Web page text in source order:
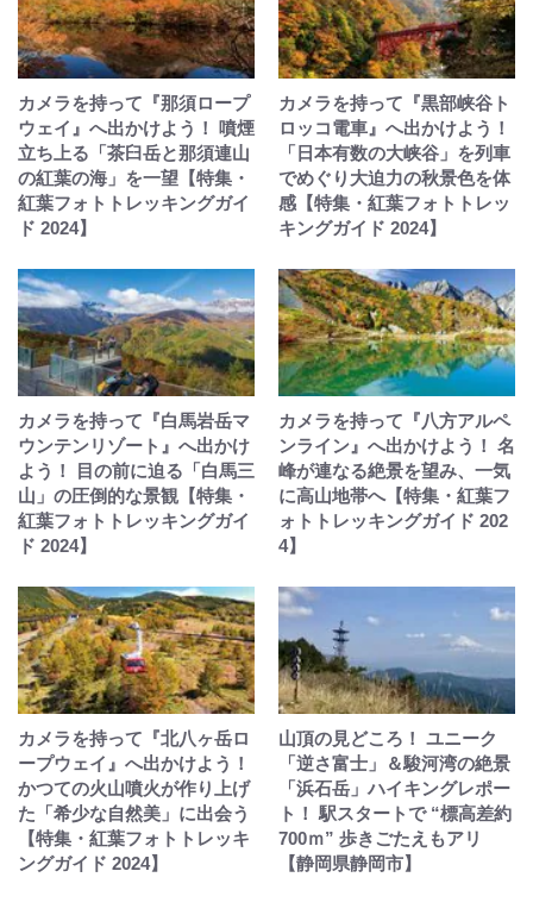
カメラを持って『那須ロープ
ウェイ』へ出かけよう！ 噴煙
立ち上る「茶臼岳と那須連山
の紅葉の海」を一望【特集・
紅葉フォトトレッキングガイ
ド 2024】
カメラを持って『黒部峡谷ト
ロッコ電車』へ出かけよう！
「日本有数の大峡谷」を列車
でめぐり大迫力の秋景色を体
感【特集・紅葉フォトトレッ
キングガイド 2024】
カメラを持って『白馬岩岳マ
ウンテンリゾート』へ出かけ
よう！ 目の前に迫る「白馬三
山」の圧倒的な景観【特集・
紅葉フォトトレッキングガイ
ド 2024】
カメラを持って『八方アルペ
ンライン』へ出かけよう！ 名
峰が連なる絶景を望み、一気
に高山地帯へ【特集・紅葉フ
ォトトレッキングガイド 202
4】
カメラを持って『北八ヶ岳ロ
ープウェイ』へ出かけよう！
かつての火山噴火が作り上げ
た「希少な自然美」に出会う
【特集・紅葉フォトトレッキ
ングガイド 2024】
山頂の見どころ！ ユニーク
「逆さ富士」＆駿河湾の絶景
「浜石岳」ハイキングレポー
ト！ 駅スタートで “標高差約
700ｍ” 歩きごたえもアリ
【静岡県静岡市】